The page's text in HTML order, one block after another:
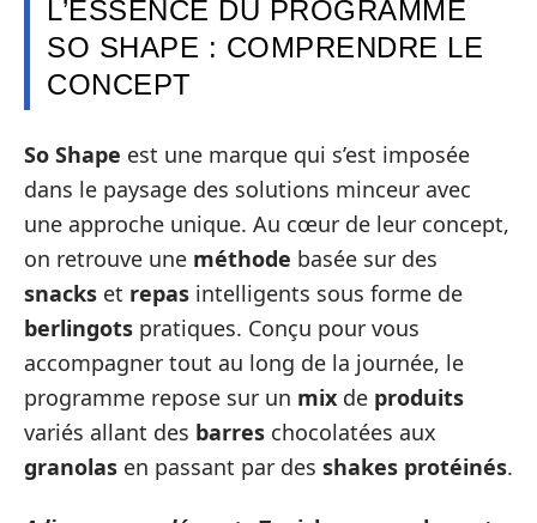
L’ESSENCE DU PROGRAMME
SO SHAPE : COMPRENDRE LE
CONCEPT
So Shape est une marque qui s’est imposée
dans le paysage des solutions minceur avec
une approche unique. Au cœur de leur concept,
on retrouve une méthode basée sur des
snacks et repas intelligents sous forme de
berlingots pratiques. Conçu pour vous
accompagner tout au long de la journée, le
programme repose sur un mix de produits
variés allant des barres chocolatées aux
granolas en passant par des shakes protéinés.